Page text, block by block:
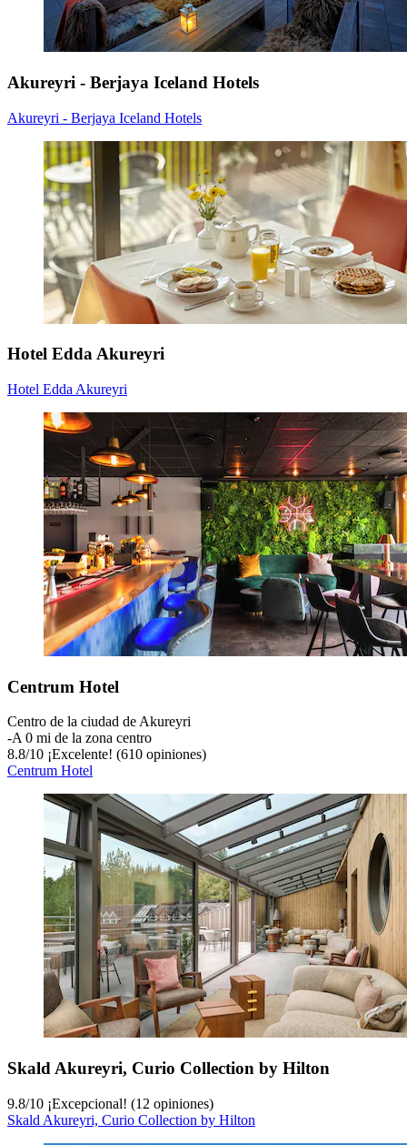
Akureyri - Berjaya Iceland Hotels
Akureyri - Berjaya Iceland Hotels
Hotel Edda Akureyri
Hotel Edda Akureyri
Centrum Hotel
Centro de la ciudad de Akureyri
‐A 0 mi de la zona centro
8.8/10 ¡Excelente! (610 opiniones)
Centrum Hotel
Skald Akureyri, Curio Collection by Hilton
9.8/10 ¡Excepcional! (12 opiniones)
Skald Akureyri, Curio Collection by Hilton